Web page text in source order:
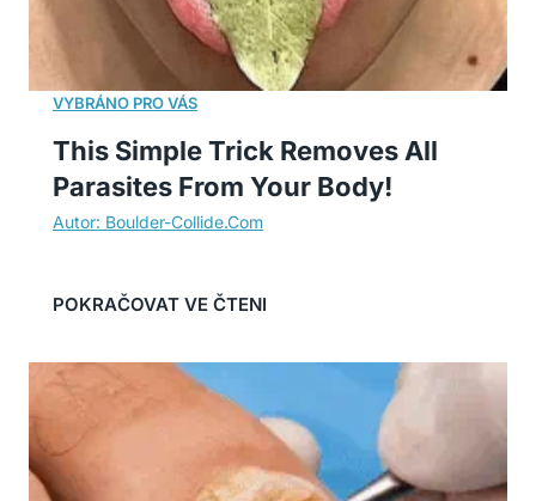
This Simple Trick Removes All
Parasites From Your Body!